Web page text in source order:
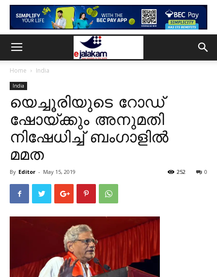
Home India
India
യെച്ചൂരിയുടെ റോഡ്
ഷോയ്ക്കും അനുമതി
നിഷേധിച്ച് ബംഗാളില്‍
മമത
By Editor - May 15, 2019 0
252